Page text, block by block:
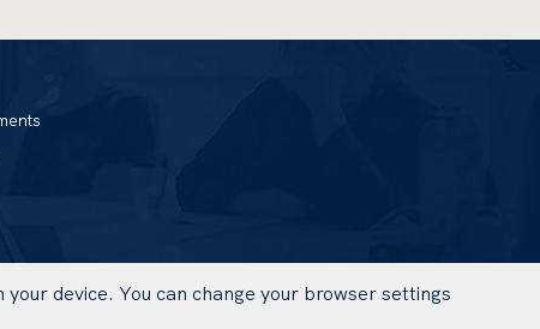
device. You can change your browser settings